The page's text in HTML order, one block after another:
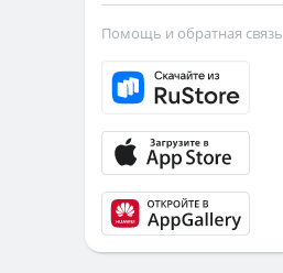
Помощь и обратная связь